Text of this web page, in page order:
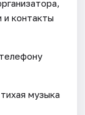
и контакты
музыка